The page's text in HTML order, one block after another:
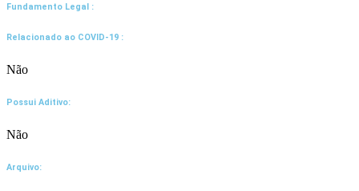
Fundamento Legal :​
Relacionado ao COVID-19 :​
Não
Possui Aditivo:​
Não
Arquivo: